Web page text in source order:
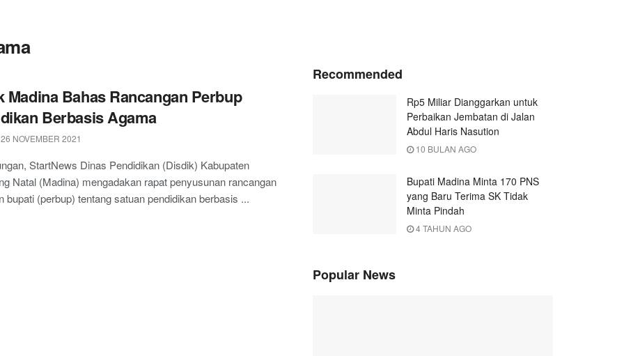
Madina Bahas Rancangan Perbup
Berbasis Agama
NOVEMBER 2021
StartNews Dinas Pendidikan (Disdik) Kabupaten
Natal (Madina) mengadakan rapat penyusunan rancangan
bupati (perbup) tentang satuan pendidikan berbasis ...
Recommended
Rp5 Miliar Dianggarkan untuk
Perbaikan Jembatan di Jalan
Abdul Haris Nasution
10 BULAN AGO
Bupati Madina Minta 170 PNS
yang Baru Terima SK Tidak
Minta Pindah
4 TAHUN AGO
Popular News